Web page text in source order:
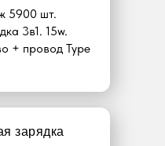
5900 шт.
3в1. 15w.
+ провод Type
зарядка